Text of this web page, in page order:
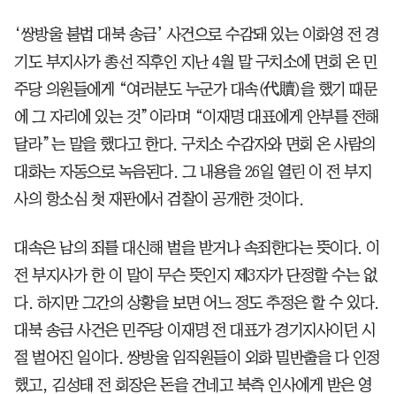
‘쌍방울 불법 대북 송금’ 사건으로 수감돼 있는 이화영 전 경
기도 부지사가 총선 직후인 지난 4월 말 구치소에 면회 온 민
주당 의원들에게 “여러분도 누군가 대속(代贖)을 했기 때문
에 그 자리에 있는 것”이라며 “이재명 대표에게 안부를 전해
달라”는 말을 했다고 한다. 구치소 수감자와 면회 온 사람의
대화는 자동으로 녹음된다. 그 내용을 26일 열린 이 전 부지
사의 항소심 첫 재판에서 검찰이 공개한 것이다.
대속은 남의 죄를 대신해 벌을 받거나 속죄한다는 뜻이다. 이
전 부지사가 한 이 말이 무슨 뜻인지 제3자가 단정할 수는 없
다. 하지만 그간의 상황을 보면 어느 정도 추정은 할 수 있다.
대북 송금 사건은 민주당 이재명 전 대표가 경기지사이던 시
절 벌어진 일이다. 쌍방울 임직원들이 외화 밀반출을 다 인정
했고, 김성태 전 회장은 돈을 건네고 북측 인사에게 받은 영